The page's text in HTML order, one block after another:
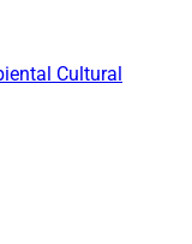
Cultural